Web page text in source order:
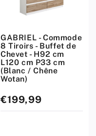
GABRIEL - Commode
8 Tiroirs - Buffet de
Chevet - H92 cm
L120 cm P33 cm
(Blanc / Chêne
Wotan)
Prix
standard
€199,99